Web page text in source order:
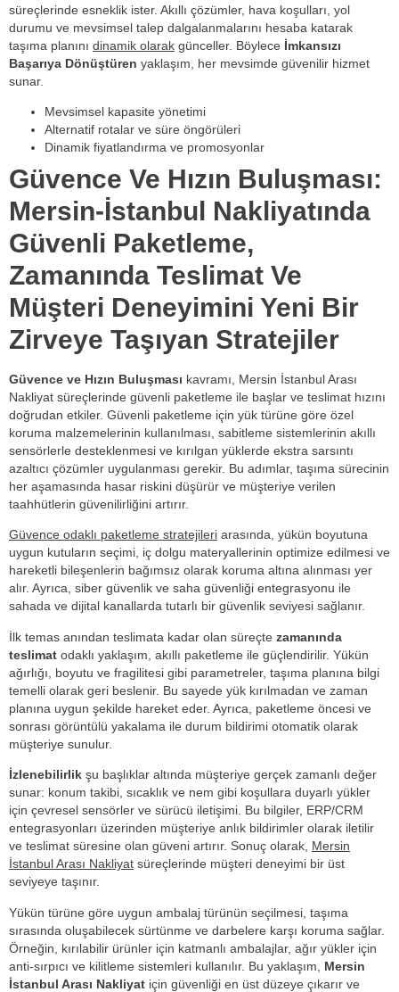
süreçlerinde esneklik ister. Akıllı çözümler, hava koşulları, yol
durumu ve mevsimsel talep dalgalanmalarını hesaba katarak
taşıma planını dinamik olarak günceller. Böylece İmkansızı
Başarıya Dönüştüren yaklaşım, her mevsimde güvenilir hizmet
sunar.
Mevsimsel kapasite yönetimi
Alternatif rotalar ve süre öngörüleri
Dinamik fiyatlandırma ve promosyonlar
Güvence Ve Hızın Buluşması:
Mersin-İstanbul Nakliyatında
Güvenli Paketleme,
Zamanında Teslimat Ve
Müşteri Deneyimini Yeni Bir
Zirveye Taşıyan Stratejiler
Güvence ve Hızın Buluşması kavramı, Mersin İstanbul Arası
Nakliyat süreçlerinde güvenli paketleme ile başlar ve teslimat hızını
doğrudan etkiler. Güvenli paketleme için yük türüne göre özel
koruma malzemelerinin kullanılması, sabitleme sistemlerinin akıllı
sensörlerle desteklenmesi ve kırılgan yüklerde ekstra sarsıntı
azaltıcı çözümler uygulanması gerekir. Bu adımlar, taşıma sürecinin
her aşamasında hasar riskini düşürür ve müşteriye verilen
taahhütlerin güvenilirliğini artırır.
Güvence odaklı paketleme stratejileri arasında, yükün boyutuna
uygun kutuların seçimi, iç dolgu materyallerinin optimize edilmesi ve
hareketli bileşenlerin bağımsız olarak koruma altına alınması yer
alır. Ayrıca, siber güvenlik ve saha güvenliği entegrasyonu ile
sahada ve dijital kanallarda tutarlı bir güvenlik seviyesi sağlanır.
İlk temas anından teslimata kadar olan süreçte zamanında
teslimat odaklı yaklaşım, akıllı paketleme ile güçlendirilir. Yükün
ağırlığı, boyutu ve fragilitesi gibi parametreler, taşıma planına bilgi
temelli olarak geri beslenir. Bu sayede yük kırılmadan ve zaman
planına uygun şekilde hareket eder. Ayrıca, paketleme öncesi ve
sonrası görüntülü yakalama ile durum bildirimi otomatik olarak
müşteriye sunulur.
İzlenebilirlik şu başlıklar altında müşteriye gerçek zamanlı değer
sunar: konum takibi, sıcaklık ve nem gibi koşullara duyarlı yükler
için çevresel sensörler ve sürücü iletişimi. Bu bilgiler, ERP/CRM
entegrasyonları üzerinden müşteriye anlık bildirimler olarak iletilir
ve teslimat süresine olan güveni artırır. Sonuç olarak, Mersin
İstanbul Arası Nakliyat süreçlerinde müşteri deneyimi bir üst
seviyeye taşınır.
Yükün türüne göre uygun ambalaj türünün seçilmesi, taşıma
sırasında oluşabilecek sürtünme ve darbelere karşı koruma sağlar.
Örneğin, kırılabilir ürünler için katmanlı ambalajlar, ağır yükler için
anti-sırpıcı ve kilitleme sistemleri kullanılır. Bu yaklaşım, Mersin
İstanbul Arası Nakliyat için güvenliği en üst düzeye çıkarır ve